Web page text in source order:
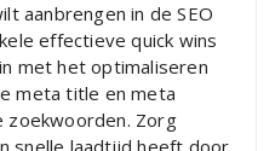
aanbrengen in de SEO
effectieve quick wins
met het optimaliseren
meta title en meta
Zorg